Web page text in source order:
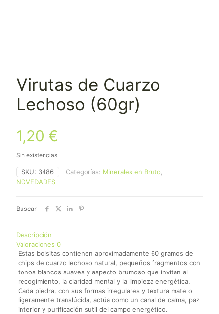
Virutas de Cuarzo
Lechoso (60gr)
1,20 €
Sin existencias
SKU: 3486 Categorías: Minerales en Bruto,
NOVEDADES
Buscar
Descripción
Valoraciones 0
Estas bolsitas contienen aproximadamente 60 gramos de
chips de cuarzo lechoso natural, pequeños fragmentos con
tonos blancos suaves y aspecto brumoso que invitan al
recogimiento, la claridad mental y la limpieza energética.
Cada piedra, con sus formas irregulares y textura mate o
ligeramente translúcida, actúa como un canal de calma, paz
interior y purificación sutil del campo energético.